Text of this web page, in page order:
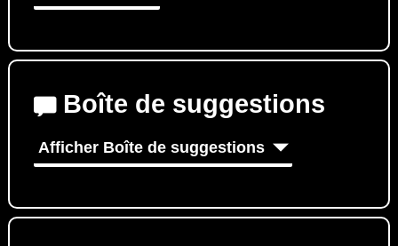
Boîte de suggestions
Afficher Boîte de suggestions